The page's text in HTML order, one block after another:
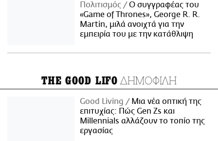
Πολιτισμός
Ο συγγραφέας του
«Game of Thrones», George R. R.
Martin, μιλά ανοιχτά για την
εμπειρία του με την κατάθλιψη
THE GOOD LIFO ΔΗΜΟΦΙΛΗ
Good Living
Μια νέα οπτική της
επιτυχίας: Πώς Gen Zs και
Millennials αλλάζουν το τοπίο της
εργασίας